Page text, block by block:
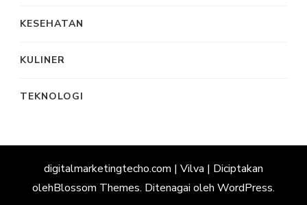
KESEHATAN
KULINER
TEKNOLOGI
digitalmarketingtecho.com | Vilva | Diciptakan
olehBlossom Themes. Ditenagai oleh WordPress.